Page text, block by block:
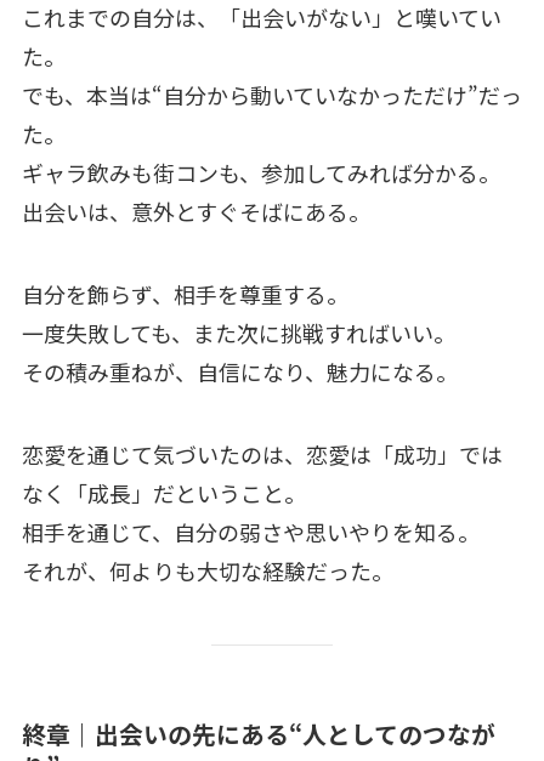
これまでの自分は、「出会いがない」と嘆いてい
た。
でも、本当は“自分から動いていなかっただけ”だっ
た。
ギャラ飲みも街コンも、参加してみれば分かる。
出会いは、意外とすぐそばにある。
自分を飾らず、相手を尊重する。
一度失敗しても、また次に挑戦すればいい。
その積み重ねが、自信になり、魅力になる。
恋愛を通じて気づいたのは、恋愛は「成功」では
なく「成長」だということ。
相手を通じて、自分の弱さや思いやりを知る。
それが、何よりも大切な経験だった。
終章｜出会いの先にある“人としてのつなが